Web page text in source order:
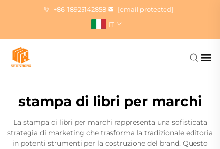
+86-18925142858
[email protected]
IT
stampa di libri per marchi
La stampa di libri per marchi rappresenta una sofisticata
strategia di marketing che trasforma la tradizionale editoria
in potenti strumenti per la costruzione del brand. Questo